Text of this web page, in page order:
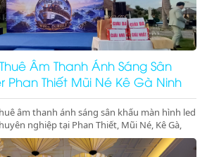
Âm Thanh Ánh Sáng Sân
Phan Thiết Mũi Né Kê Gà Ninh
âm thanh ánh sáng sân khấu màn hình led
nghiệp tại Phan Thiết, Mũi Né, Kê Gà,
Hy. Hệ thống hiện đại, setup trọn gói, gọi